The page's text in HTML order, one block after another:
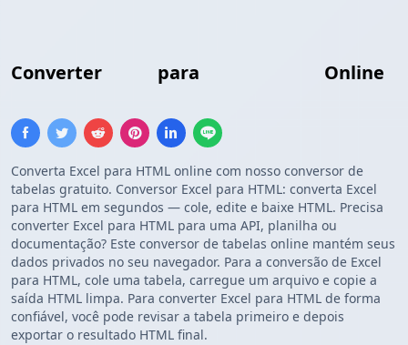
Converter para Online
Converta Excel para HTML online com nosso conversor de
tabelas gratuito. Conversor Excel para HTML: converta Excel
para HTML em segundos — cole, edite e baixe HTML. Precisa
converter Excel para HTML para uma API, planilha ou
documentação? Este conversor de tabelas online mantém seus
dados privados no seu navegador. Para a conversão de Excel
para HTML, cole uma tabela, carregue um arquivo e copie a
saída HTML limpa. Para converter Excel para HTML de forma
confiável, você pode revisar a tabela primeiro e depois
exportar o resultado HTML final.